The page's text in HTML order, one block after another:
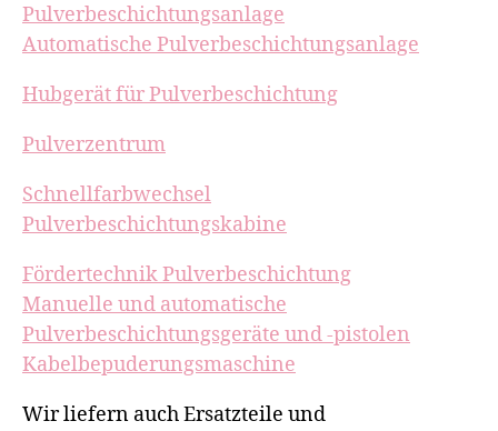
Pulverbeschichtungsanlage
Automatische Pulverbeschichtungsanlage
Hubgerät für Pulverbeschichtung
Pulverzentrum
Schnellfarbwechsel
Pulverbeschichtungskabine
Fördertechnik Pulverbeschichtung
Manuelle und automatische
Pulverbeschichtungsgeräte und -pistolen
Kabelbepuderungsmaschine
Wir liefern auch Ersatzteile und